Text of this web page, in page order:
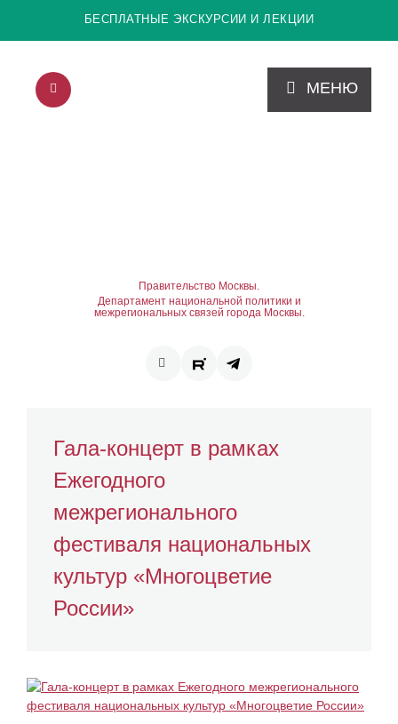
БЕСПЛАТНЫЕ ЭКСКУРСИИ И ЛЕКЦИИ
МЕНЮ
Правительство Москвы.
Департамент национальной политики и
межрегиональных связей города Москвы.
Гала-концерт в рамках
Ежегодного
межрегионального
фестиваля национальных
культур «Многоцветие
России»